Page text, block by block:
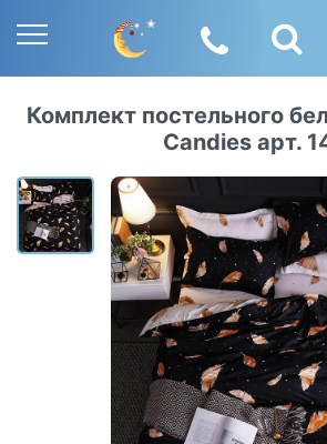
Комплект постельного
Candies арт.